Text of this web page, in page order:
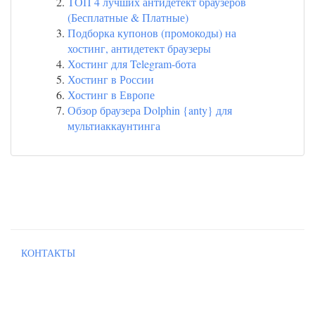
(Бесплатные & Платные)
Подборка купонов (промокоды) на
хостинг, антидетект браузеры
Хостинг для Telegram-бота
Хостинг в России
Хостинг в Европе
Обзор браузера Dolphin {anty} для
мультиаккаунтинга
КОНТАКТЫ